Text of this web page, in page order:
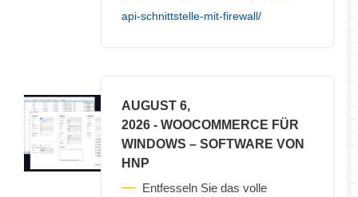
api-schnittstelle-mit-firewall/
AUGUST 6,
2026 - WOOCOMMERCE FÜR
WINDOWS – SOFTWARE VON
HNP
Entfesseln Sie das volle